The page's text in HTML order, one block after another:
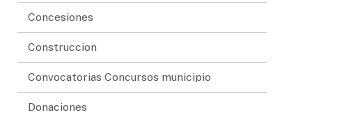
Concesiones
Construccion
Convocatorias Concursos municipio
Donaciones